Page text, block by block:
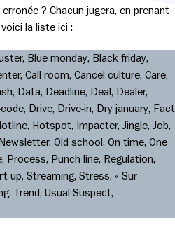
? Chacun jugera, en prenant
la liste ici :
Blue monday, Black friday,
Call room, Cancel culture, Care,
Data, Deadline, Deal, Dealer,
Drive, Drive-in, Dry january, Fact
Hotspot, Impacter, Jingle, Job,
Old school, On time, One
Process, Punch line, Regulation,
up, Streaming, Stress, « Sur
Trend, Usual Suspect,